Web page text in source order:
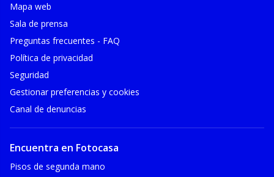
Mapa web
Sala de prensa
Preguntas frecuentes - FAQ
Política de privacidad
Seguridad
Gestionar preferencias y cookies
Canal de denuncias
Encuentra en Fotocasa
Pisos de segunda mano